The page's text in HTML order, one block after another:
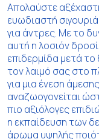
Απολαύστε
ευωδιαστή
για άντρες. Με το
αυτή η λοσιόν
επιδερμίδα μετά
τον λαιμό σας στο
για μια ένεση
αναζωογονείται
πιο αξιόλογες
η εκπαίδευση των
άρωμα υψηλής